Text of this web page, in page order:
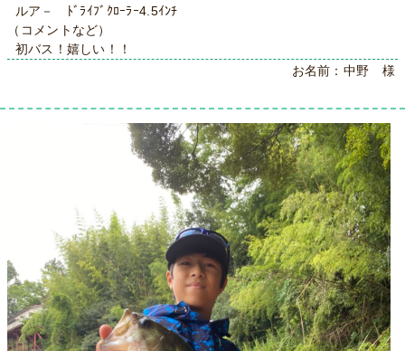
ルア－ ﾄﾞﾗｲﾌﾞｸﾛｰﾗｰ4.5ｲﾝﾁ
（コメントなど）
初バス！嬉しい！！
お名前：中野 様